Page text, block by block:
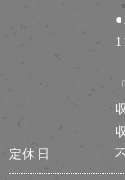
定休日